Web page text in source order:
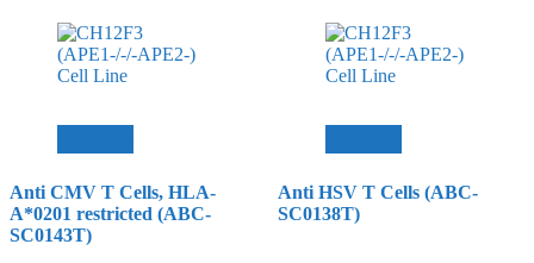
Anti CMV T Cells, HLA-
A*0201 restricted (ABC-
SC0143T)
Anti HSV T Cells (ABC-
SC0138T)